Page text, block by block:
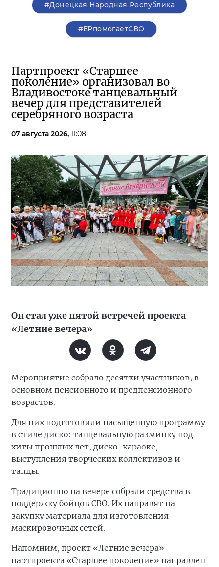
#Донецкая Народная Республика
#ЕРпомогаетСВО
Партпроект «Старшее
поколение» организовал во
Владивостоке танцевальный
вечер для представителей
серебряного возраста
07 августа 2026, 11:08
Он стал уже пятой встречей проекта
«Летние вечера»
Мероприятие собрало десятки участников, в
основном пенсионного и предпенсионного
возрастов.
Для них подготовили насыщенную программу
в стиле диско: танцевальную разминку под
хиты прошлых лет, диско-караоке,
выступления творческих коллективов и
танцы.
Традиционно на вечере собрали средства в
поддержку бойцов СВО. Их направят на
закупку материала для изготовления
маскировочных сетей.
Напомним, проект «Летние вечера»
партпроекта «Старшее поколение» направлен